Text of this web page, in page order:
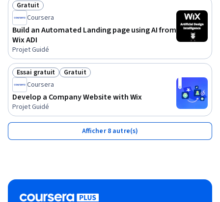
Statut : Gratuit
Gratuit
Coursera
Build an Automated Landing page using AI from
Wix ADI
Projet Guidé
Statut : Essai gratuit
Essai gratuit Statut : Gratuit
Gratuit
Coursera
Develop a Company Website with Wix
Projet Guidé
Afficher 8 autre(s)